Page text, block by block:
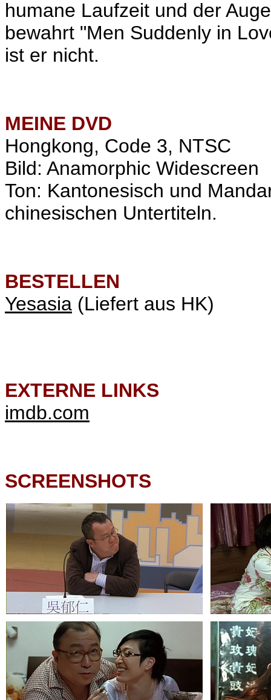
humane Laufzeit und der
bewahrt "Men Suddenly in
ist er nicht.
MEINE DVD
Hongkong, Code 3, NTSC
Bild: Anamorphic Widescreen
Ton: Kantonesisch und
chinesischen Untertiteln.
BESTELLEN
Yesasia (Liefert aus HK)
EXTERNE LINKS
imdb.com
SCREENSHOTS